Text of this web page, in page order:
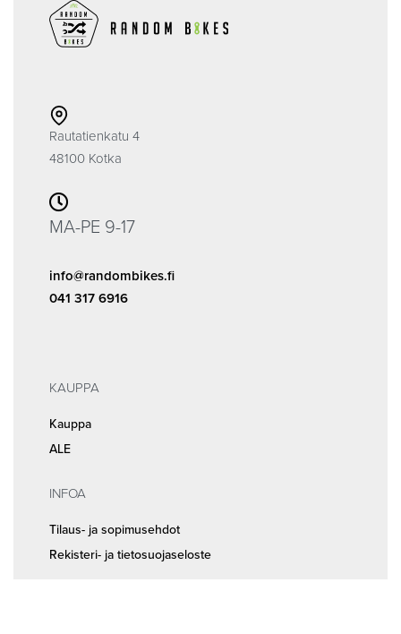
Rautatienkatu 4
48100 Kotka
MA-PE 9-17
info@randombikes.fi
041 317 6916
KAUPPA
Kauppa
ALE
INFOA
Tilaus- ja sopimusehdot
Rekisteri- ja tietosuojaseloste